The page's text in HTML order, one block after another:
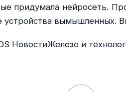
придумала нейросеть.
вымышленных.
НовостиЖелезо и